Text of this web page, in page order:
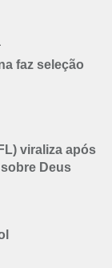
faz seleção
viraliza após
Deus